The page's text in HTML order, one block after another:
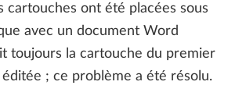
cartouches ont été placées sous
avec un document Word
toujours la cartouche du premier
; ce problème a été résolu.